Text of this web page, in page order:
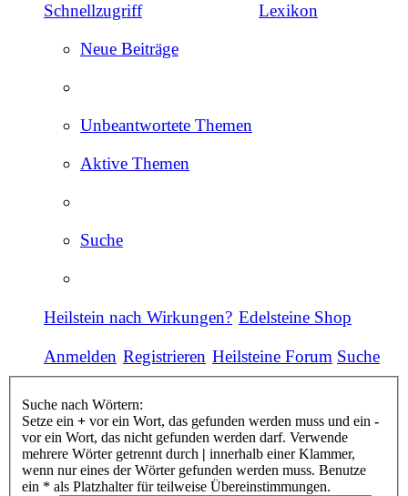
Schnellzugriff
Neue Beiträge
Unbeantwortete Themen
Aktive Themen
Suche
Lexikon
Heilstein nach Wirkungen? Edelsteine Shop
Anmelden Registrieren Heilsteine Forum Suche
Suche nach Wörtern:
Setze ein + vor ein Wort, das gefunden werden muss und ein -
vor ein Wort, das nicht gefunden werden darf. Verwende
mehrere Wörter getrennt durch
innerhalb einer Klammer,
wenn nur eines der Wörter gefunden werden muss. Benutze
ein * als Platzhalter für teilweise Übereinstimmungen.